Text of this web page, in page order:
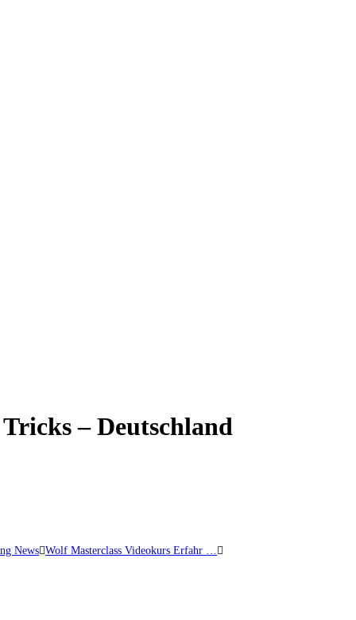
– Deutschland
News Wolf Masterclass Videokurs Erfahr …